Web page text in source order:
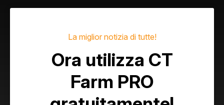
La miglior notizia di tutte!
Ora utilizza CT
Farm PRO